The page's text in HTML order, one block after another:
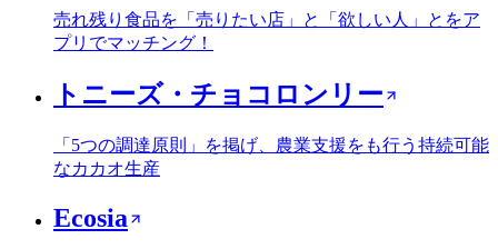
売れ残り食品を「売りたい店」と「欲しい人」とをア
プリでマッチング！
トニーズ・チョコロンリー
「5つの調達原則」を掲げ、農業支援をも行う持続可能
なカカオ生産
Ecosia